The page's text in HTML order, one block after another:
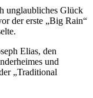
unglaubliches Glück
der erste „Big Rain“
Elias, den
und
„Traditional